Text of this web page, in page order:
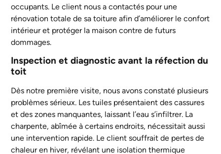
occupants. Le client nous a contactés pour une
rénovation totale de sa toiture afin d’améliorer le confort
intérieur et protéger la maison contre de futurs
dommages.
Inspection et diagnostic avant la réfection du
toit
Dès notre première visite, nous avons constaté plusieurs
problèmes sérieux. Les tuiles présentaient des cassures
et des zones manquantes, laissant l’eau s’infiltrer. La
charpente, abîmée à certains endroits, nécessitait aussi
une intervention rapide. Le client souffrait de pertes de
chaleur en hiver, révélant une isolation thermique